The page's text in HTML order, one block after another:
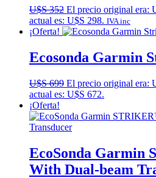
U$S352 El precio original era:
actual es: U$S 298. IVA inc
¡Oferta!
Ecosonda Garmin
U$S699 El precio original era:
actual es: U$S 672.
¡Oferta!
EcoSonda Garmin
With Dual-beam